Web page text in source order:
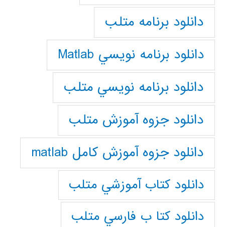
دانلود برنامه متلب
دانلود برنامه نويسي Matlab
دانلود برنامه نويسي متلب
دانلود جزوه آموزش متلب
دانلود جزوه آموزش کامل matlab
دانلود كتاب آموزشي متلب
دانلود كتا ب فارسي متلب